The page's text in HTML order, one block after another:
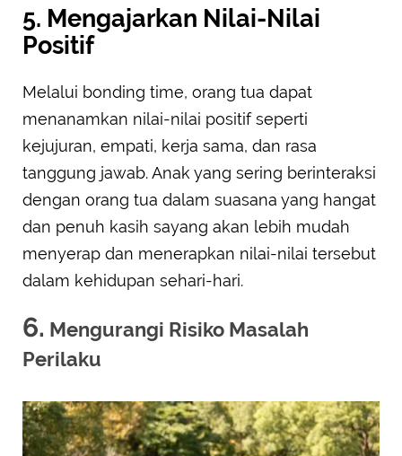
5. Mengajarkan Nilai-Nilai
Positif
Melalui bonding time, orang tua dapat
menanamkan nilai-nilai positif seperti
kejujuran, empati, kerja sama, dan rasa
tanggung jawab. Anak yang sering berinteraksi
dengan orang tua dalam suasana yang hangat
dan penuh kasih sayang akan lebih mudah
menyerap dan menerapkan nilai-nilai tersebut
dalam kehidupan sehari-hari.
6. Mengurangi Risiko Masalah
Perilaku